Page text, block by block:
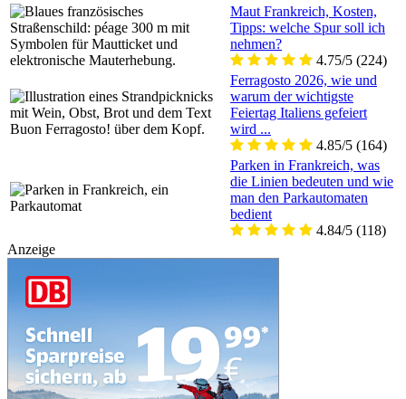
Maut Frankreich, Kosten,
Tipps: welche Spur soll ich
nehmen?
4.75/5 (224)
Ferragosto 2026, wie und
warum der wichtigste
Feiertag Italiens gefeiert
wird ...
4.85/5 (164)
Parken in Frankreich, was
die Linien bedeuten und wie
man den Parkautomaten
bedient
4.84/5 (118)
Anzeige